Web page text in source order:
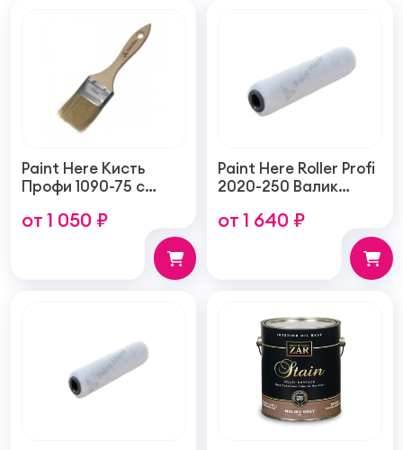
Paint Here Кисть
Профи 1090-75 с
щетиной плоская
от 1 050 ₽
Paint Here Roller Profi
2020-250 Валик
тонкую гладкую
структуру покрытия
от 1 640 ₽